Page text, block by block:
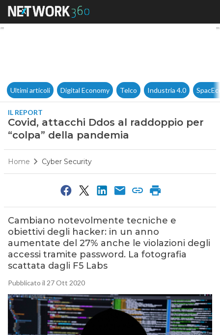
Covid, attacchi Ddos al
Ultimi articoli Digital Economy Telco Industria 4.0
IL REPORT
Covid, attacchi Ddos al raddoppio per
“colpa” della pandemia
Home Cyber Security
Cambiano notevolmente tecniche e
obiettivi degli hacker: in un anno
aumentate del 27% anche le violazioni degli
accessi tramite password. La fotografia
scattata dagli F5 Labs
Pubblicato il 27 Ott 2020